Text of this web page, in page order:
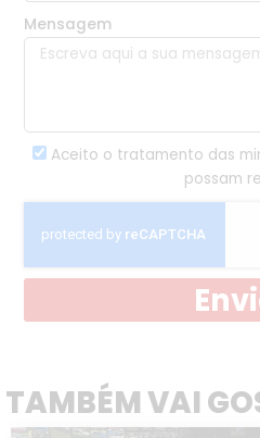
Mensagem
Aceito o tratamento das
possam
TAMBÉM VAI